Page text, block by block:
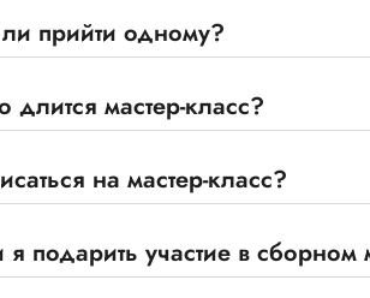
прийти одному?
длится мастер-класс?
на мастер-класс?
подарить участие в сборном